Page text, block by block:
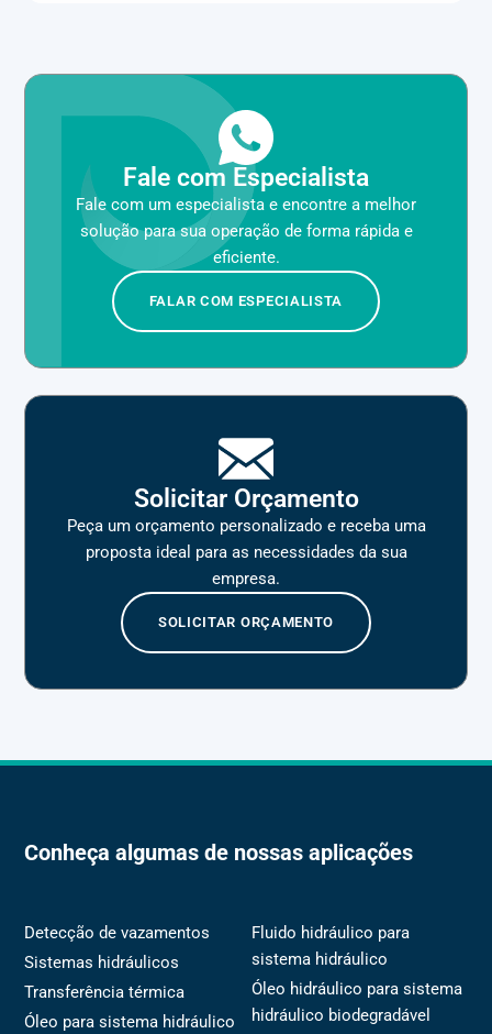
Fale com Especialista
Fale com um especialista e encontre a melhor
solução para sua operação de forma rápida e
eficiente.
FALAR COM ESPECIALISTA
Solicitar Orçamento
Peça um orçamento personalizado e receba uma
proposta ideal para as necessidades da sua
empresa.
SOLICITAR ORÇAMENTO
Conheça algumas de nossas aplicações
Detecção de vazamentos
Sistemas hidráulicos
Transferência térmica
Óleo para sistema hidráulico
Fluido hidráulico para
sistema hidráulico
Óleo hidráulico para sistema
hidráulico biodegradável